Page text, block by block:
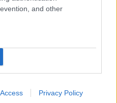
and other
Privacy Policy
szerintem
tudni, hogy
– folytatta a Williams